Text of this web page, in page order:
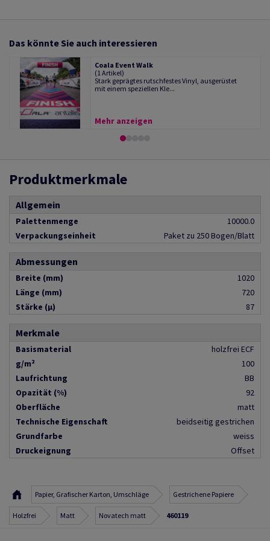
Das könnte Sie auch interessieren
Coala Event Walk
(1 Artikel)
Stark geprägtes rutschfestes Vinyl, ausgerüstet
mit einem speziellen Kle...
Mehr anzeigen
Produktmerkmale
Allgemein
Palettenmenge
10000.0
Verpackungseinheit
Paket zu 250 Bogen/Blatt
Abmessungen
Breite (mm)
1020
Länge (mm)
720
Stärke (µ)
87
Merkmale
Basismaterial
holzfrei ECF
g/m²
100
Laufrichtung
BB
Opazität (%)
92
Oberfläche
matt
Technische Eigenschaft
beidseitig gestrichen
Grundfarbe
weiss
Druckeignung
Offset
Papier, Grafischer Karton, Umschläge Gestrichene Papiere
Holzfrei Matt Novatech matt 460119